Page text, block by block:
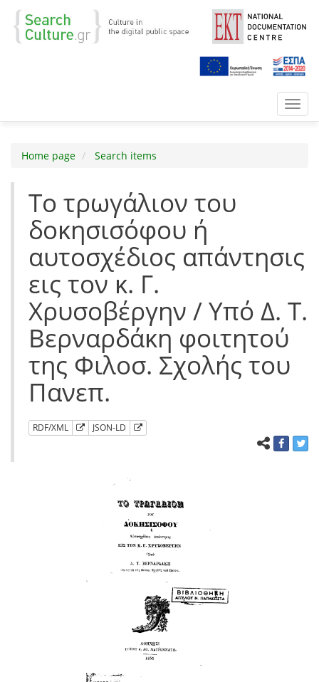
Home page Search items
Το τρωγάλιον του
δοκησισόφου ή
αυτοσχέδιος απάντησις
εις τον κ. Γ.
Χρυσοβέργην / Υπό Δ. Τ.
Βερναρδάκη φοιτητού
της Φιλοσ. Σχολής του
Πανεπ.
RDF/XML JSON-LD